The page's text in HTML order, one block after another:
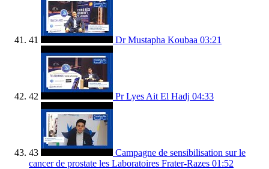
41 Dr Mustapha Koubaa 03:21
42 Pr Lyes Ait El Hadj 04:33
43
Campagne de sensibilisation sur le
cancer de prostate les Laboratoires Frater-Razes 01:52